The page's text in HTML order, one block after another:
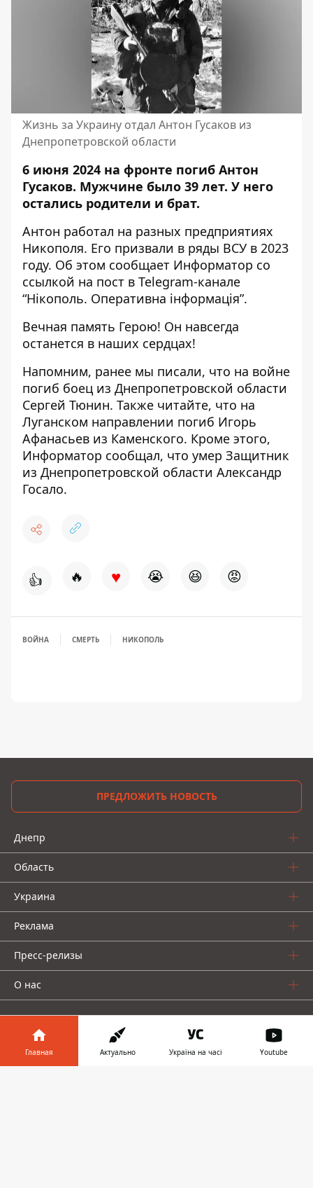
Жизнь за Украину отдал Антон Гусаков из
Днепропетровской области
6 июня 2024 на фронте погиб Антон
Гусаков. Мужчине было 39 лет. У него
остались родители и брат.
Антон работал на разных предприятиях
Никополя. Его призвали в ряды ВСУ в 2023
году. Об этом сообщает Информатор со
ссылкой на пост в Telegram-канале
“Нікополь. Оперативна інформація”.
Вечная память Герою! Он навсегда
останется в наших сердцах!
Напомним, ранее мы писали, что на войне
погиб боец ​​из Днепропетровской области
Сергей Тюнин. Также читайте, что на
Луганском направлении погиб Игорь
Афанасьев из Каменского. Кроме этого,
Информатор сообщал, что умер Защитник
из Днепропетровской области Александр
Госало.
👍 🔥 ♥ 😭 😆 😡
ВОЙНА СМЕРТЬ НИКОПОЛЬ
ПРЕДЛОЖИТЬ НОВОСТЬ
Днепр
Область
Украина
Реклама
Пресс-релизы
О нас
Главная Актуально Україна на часі Youtube